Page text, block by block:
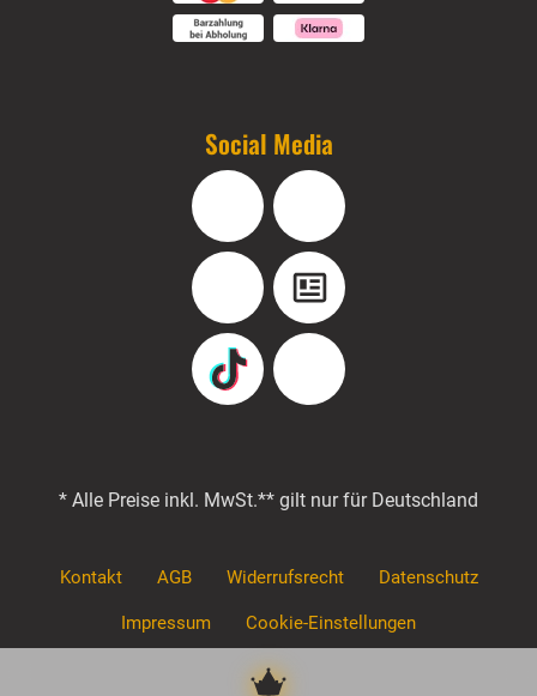
Social Media
Facebook Instagram
YouTube Blog
TikTok Pinterest
* Alle Preise inkl. MwSt.** gilt nur für Deutschland
Kontakt AGB Widerrufsrecht Datenschutz
Impressum Cookie-Einstellungen